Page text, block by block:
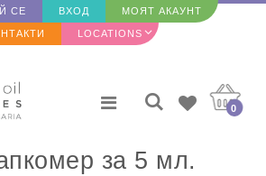
СЕ ВХОД МОЯТ АКАУНТ
LOCATIONS
0
за 5 мл.